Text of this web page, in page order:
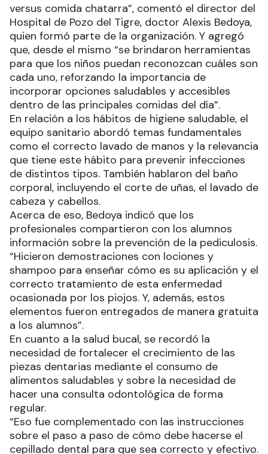
versus comida chatarra”, comentó el director del
Hospital de Pozo del Tigre, doctor Alexis Bedoya,
quien formó parte de la organización. Y agregó
que, desde el mismo “se brindaron herramientas
para que los niños puedan reconozcan cuáles son
cada uno, reforzando la importancia de
incorporar opciones saludables y accesibles
dentro de las principales comidas del día”.
En relación a los hábitos de higiene saludable, el
equipo sanitario abordó temas fundamentales
como el correcto lavado de manos y la relevancia
que tiene este hábito para prevenir infecciones
de distintos tipos. También hablaron del baño
corporal, incluyendo el corte de uñas, el lavado de
cabeza y cabellos.
Acerca de eso, Bedoya indicó que los
profesionales compartieron con los alumnos
información sobre la prevención de la pediculosis.
“Hicieron demostraciones con lociones y
shampoo para enseñar cómo es su aplicación y el
correcto tratamiento de esta enfermedad
ocasionada por los piojos. Y, además, estos
elementos fueron entregados de manera gratuita
a los alumnos”.
En cuanto a la salud bucal, se recordó la
necesidad de fortalecer el crecimiento de las
piezas dentarias mediante el consumo de
alimentos saludables y sobre la necesidad de
hacer una consulta odontológica de forma
regular.
“Eso fue complementado con las instrucciones
sobre el paso a paso de cómo debe hacerse el
cepillado dental para que sea correcto y efectivo.